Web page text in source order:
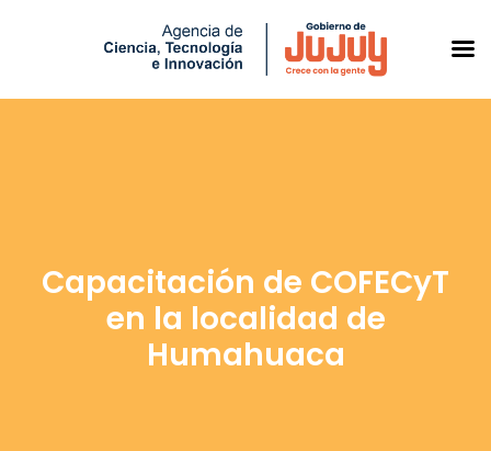
Capacitación de COFECyT
en la localidad de
Humahuaca